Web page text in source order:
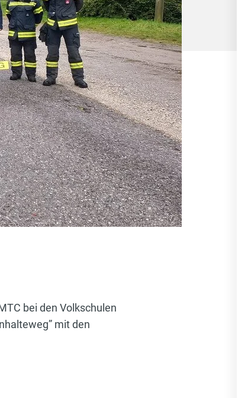
bei den Volkschulen
mit den